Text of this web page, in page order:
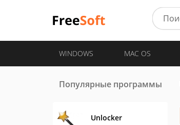
WINDOWS MAC OS
Популярные программы
Unlocker